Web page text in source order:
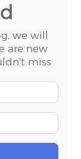
we will
are new
miss